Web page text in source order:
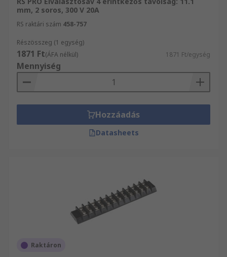
mm, 2 soros, 300 V 20A
RS raktári szám 458-757
Részösszeg (1 egység)
1871 Ft(ÁFA nélkül) 1871 Ft/egység
Mennyiség
Hozzáadás
Datasheets
Raktáron